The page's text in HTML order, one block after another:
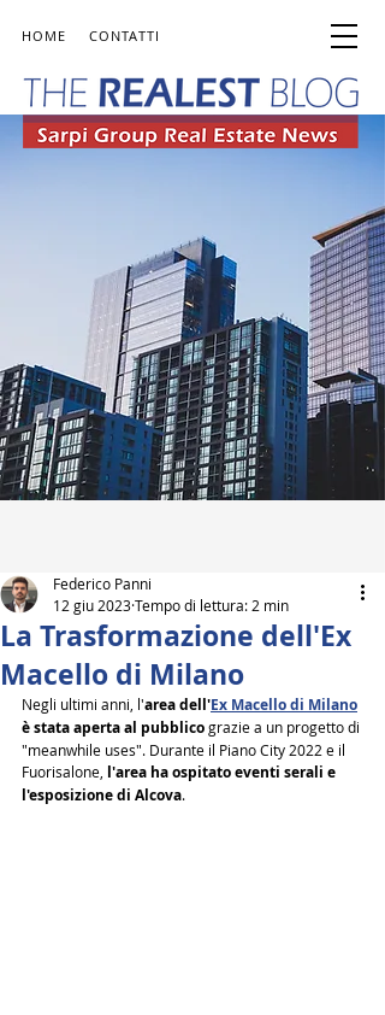
HOME CONTATTI
La Trasformazione dell'Ex
Macello di Milano
Federico Panni
12 giu 2023Tempo di lettura: 2 min
Negli ultimi anni, l'area dell'Ex Macello di Milano
è stata aperta al pubblico grazie a un progetto di
"meanwhile uses". Durante il Piano City 2022 e il
Fuorisalone, l'area ha ospitato eventi serali e
l'esposizione di Alcova.